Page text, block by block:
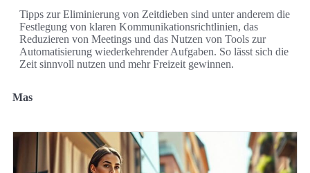
Tipps zur Eliminierung von Zeitdieben sind unter anderem die
Festlegung von klaren Kommunikationsrichtlinien, das
Reduzieren von Meetings und das Nutzen von Tools zur
Automatisierung wiederkehrender Aufgaben. So lässt sich die
Zeit sinnvoll nutzen und mehr Freizeit gewinnen.
Mas